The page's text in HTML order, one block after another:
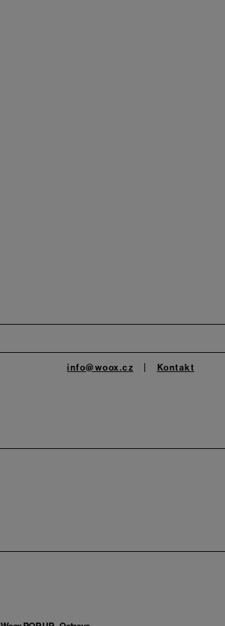
info@woox.cz Kontakt